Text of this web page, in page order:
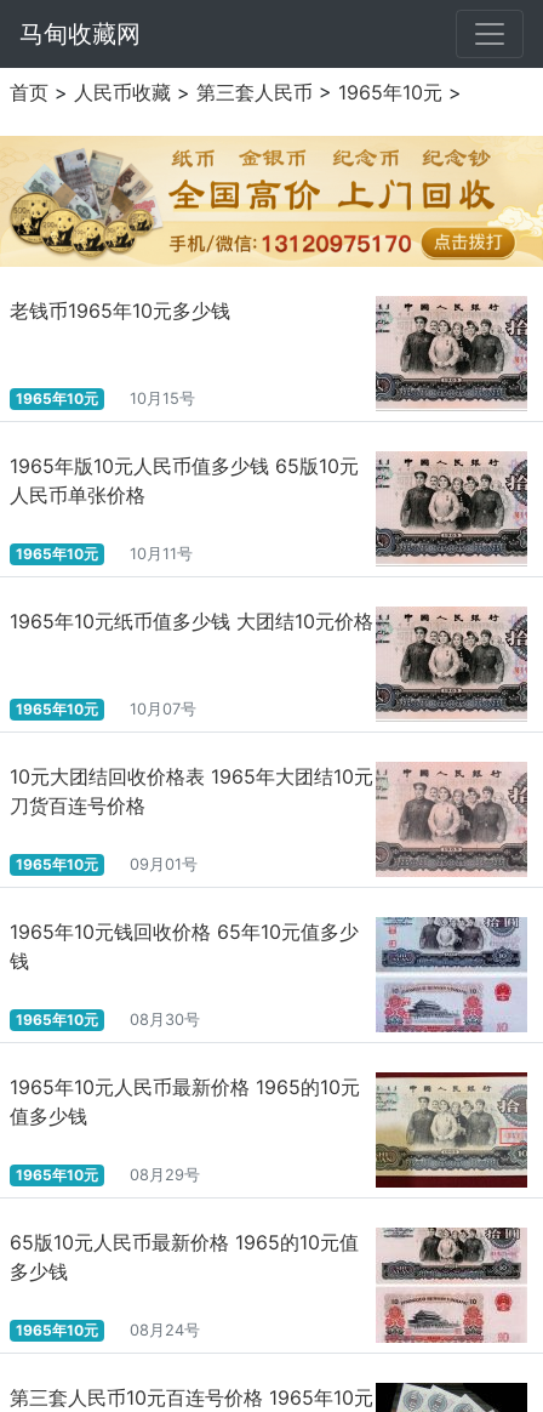
马甸收藏网
首页 > 人民币收藏 > 第三套人民币 > 1965年10元 >
老钱币1965年10元多少钱
1965年10元 10月15号
1965年版10元人民币值多少钱 65版10元
人民币单张价格
1965年10元 10月11号
1965年10元纸币值多少钱 大团结10元价格
1965年10元 10月07号
10元大团结回收价格表 1965年大团结10元
刀货百连号价格
1965年10元 09月01号
1965年10元钱回收价格 65年10元值多少
钱
1965年10元 08月30号
1965年10元人民币最新价格 1965的10元
值多少钱
1965年10元 08月29号
65版10元人民币最新价格 1965的10元值
多少钱
1965年10元 08月24号
第三套人民币10元百连号价格 1965年10元